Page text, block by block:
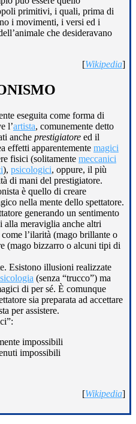
primitivi, i quali, prima di
i movimenti, i versi ed i
che desideravano
[Wikipedia]
eseguita come forma di
l’artista, comunemente detto
anche prestigiatore ed il
effetti apparentemente magici
fisici (solitamente meccanici
), psicologici, oppure, il più
di mani del prestigiatore.
è quello di creare
nella mente dello spettatore.
generando un sentimento
alla meraviglia anche altri
l’ilarità (mago brillante o
(mago bizzarro o alcuni tipi di
Esistono illusioni realizzate
(senza “trucco”) ma
di per sé. È comunque
sia preparata ad accettare
per assistere.
impossibili
impossibili
[Wikipedia]